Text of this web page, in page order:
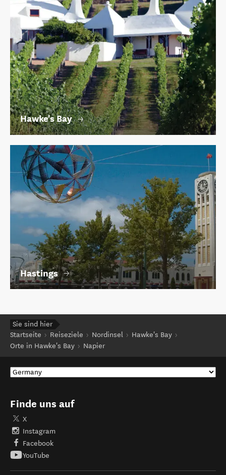
Hawke's Bay
Hastings
Sie sind hier
Startseite
Reiseziele Nordinsel
Hawke's Bay
Orte in Hawke's Bay
Napier
Finde uns auf
X
Instagram
Facebook
YouTube